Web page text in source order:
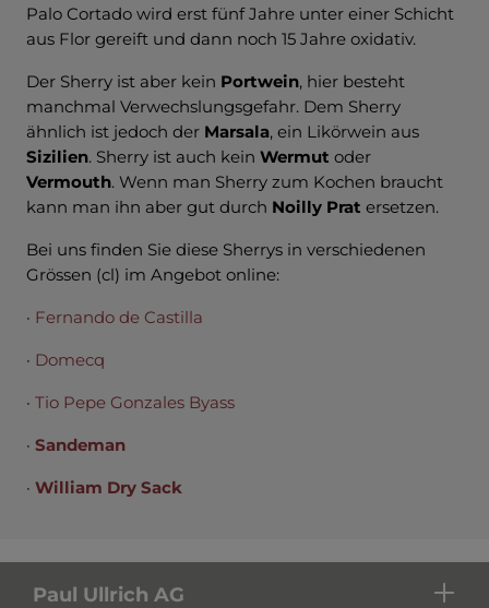
Palo Cortado wird erst fünf Jahre unter einer Schicht
aus Flor gereift und dann noch 15 Jahre oxidativ.
Der Sherry ist aber kein Portwein, hier besteht
manchmal Verwechslungsgefahr. Dem Sherry
ähnlich ist jedoch der Marsala, ein Likörwein aus
Sizilien. Sherry ist auch kein Wermut oder
Vermouth. Wenn man Sherry zum Kochen braucht
kann man ihn aber gut durch Noilly Prat ersetzen.
Bei uns finden Sie diese Sherrys in verschiedenen
Grössen (cl) im Angebot online:
· Fernando de Castilla
· Domecq
· Tio Pepe Gonzales Byass
· Sandeman
· William Dry Sack
Paul Ullrich AG